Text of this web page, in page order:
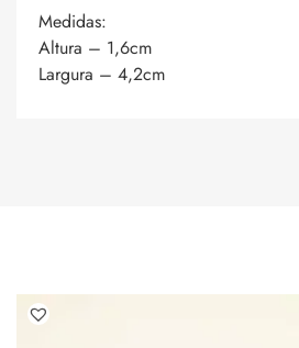
Medidas:
Altura – 1,6cm
Largura – 4,2cm